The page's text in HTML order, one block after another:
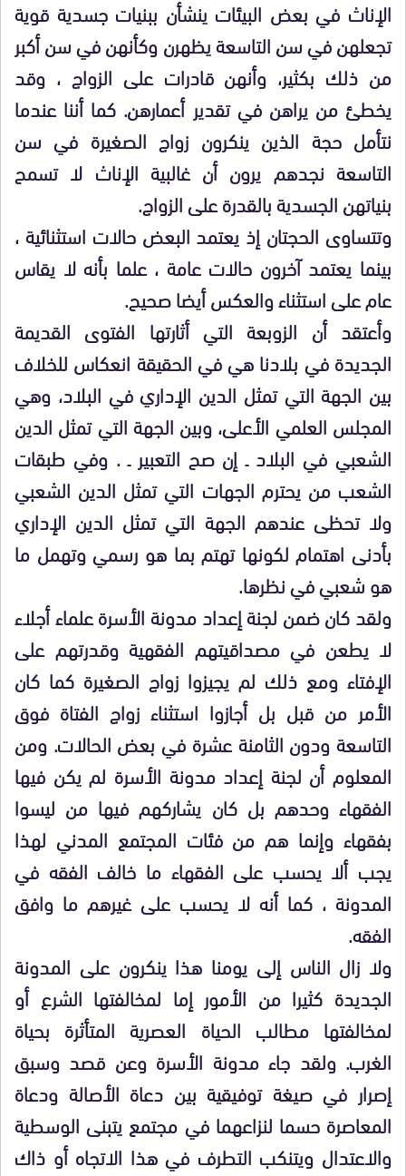
الإناث في بعض البيئات ينشأن ببنيات جسدية قوية
تجعلهن في سن التاسعة يظهرن وكأنهن في سن أكبر
من ذلك بكثير، وأنهن قادرات على الزواج ، وقد
يخطئ من يراهن في تقدير أعمارهن. كما أننا عندما
نتأمل حجة الذين ينكرون زواج الصغيرة في سن
التاسعة نجدهم يرون أن غالبية الإناث لا تسمح
بنياتهن الجسدية بالقدرة على الزواج.
وتتساوى الحجتان إذ يعتمد البعض حالات استثنائية ،
بينما يعتمد آخرون حالات عامة ، علما بأنه لا يقاس
عام على استثناء والعكس أيضا صحيح.
وأعتقد أن الزوبعة التي أثارتها الفتوى القديمة
الجديدة في بلادنا هي في الحقيقة انعكاس للخلاف
بين الجهة التي تمثل الدين الإداري في البلاد، وهي
المجلس العلمي الأعلى، وبين الجهة التي تمثل الدين
الشعبي في البلاد ـ إن صح التعبير ـ . وفي طبقات
الشعب من يحترم الجهات التي تمثل الدين الشعبي
ولا تحظى عندهم الجهة التي تمثل الدين الإداري
بأدنى اهتمام لكونها تهتم بما هو رسمي وتهمل ما
هو شعبي في نظرها.
ولقد كان ضمن لجنة إعداد مدونة الأسرة علماء أجلاء
لا يطعن في مصداقيتهم الفقهية وقدرتهم على
الإفتاء ومع ذلك لم يجيزوا زواج الصغيرة كما كان
الأمر من قبل بل أجازوا استثناء زواج الفتاة فوق
التاسعة ودون الثامنة عشرة في بعض الحالات. ومن
المعلوم أن لجنة إعداد مدونة الأسرة لم يكن فيها
الفقهاء وحدهم بل كان يشاركهم فيها من ليسوا
بفقهاء وإنما هم من فئات المجتمع المدني لهذا
يجب ألا يحسب على الفقهاء ما خالف الفقه في
المدونة ، كما أنه لا يحسب على غيرهم ما وافق
الفقه.
ولا زال الناس إلى يومنا هذا ينكرون على المدونة
الجديدة كثيرا من الأمور إما لمخالفتها الشرع أو
لمخالفتها مطالب الحياة العصرية المتأثرة بحياة
الغرب. ولقد جاء مدونة الأسرة وعن قصد وسبق
إصرار في صيغة توفيقية بين دعاة الأصالة ودعاة
المعاصرة حسما لنزاعهما في مجتمع يتبنى الوسطية
والاعتدال ويتنكب التطرف في هذا الاتجاه أو ذاك